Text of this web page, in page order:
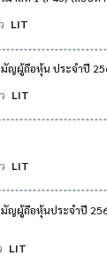
LIT
ญผู้ถือหุ้น ประจำปี
LIT
LIT
ญผู้ถือหุ้นประจำปี
LIT